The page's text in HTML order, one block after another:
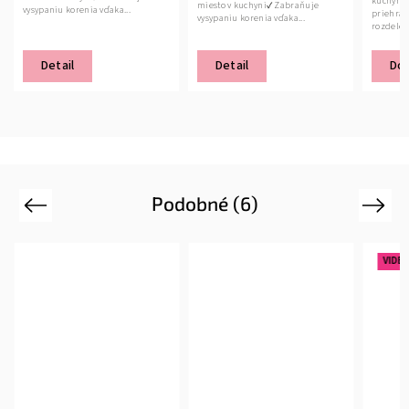
Detail
vysypaniu korenia vďaka...
Detail
miesto v kuchyni✔ Zabraňuje
vysypaniu korenia vďaka...
Do
Podobné (6)
Previous
VIDEO
Next